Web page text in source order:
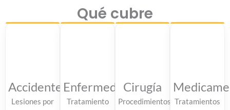
Qué cubre
Accidentes
Lesiones por
Enfermedades
Tratamiento
Cirugía
Procedimientos Tratamientos